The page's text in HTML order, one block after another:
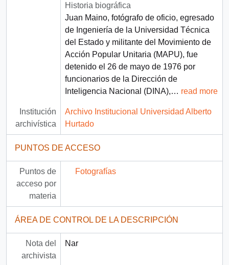
Historia biográfica
Juan Maino, fotógrafo de oficio, egresado
de Ingeniería de la Universidad Técnica
del Estado y militante del Movimiento de
Acción Popular Unitaria (MAPU), fue
detenido el 26 de mayo de 1976 por
funcionarios de la Dirección de
Inteligencia Nacional (DINA),… read more
Institución
archivística
Archivo Institucional Universidad Alberto
Hurtado
PUNTOS DE ACCESO
Puntos de
acceso por
materia
Fotografías
ÁREA DE CONTROL DE LA DESCRIPCIÓN
Nota del
archivista
Nar